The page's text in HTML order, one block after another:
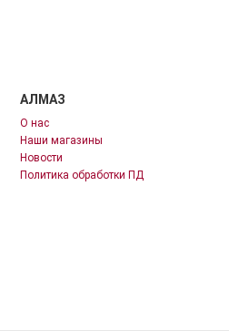
АЛМАЗ
О нас
Наши магазины
Новости
Политика обработки ПД